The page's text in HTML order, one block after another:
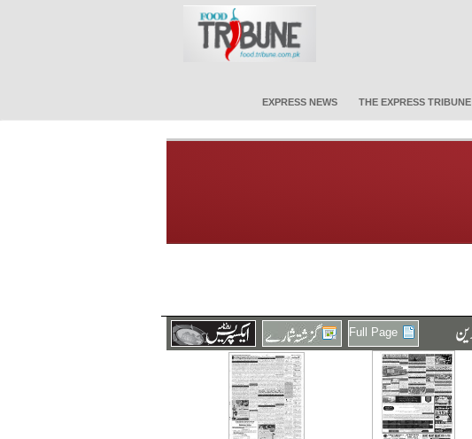
EXPRESS NEWS THE EXPRESS TRIBUNE
Full Page